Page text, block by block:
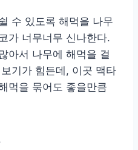
수 있도록 해먹을 나무
가 너무너무 신나한다.
아서 나무에 해먹을 걸
기가 힘든데, 이곳 맥타
먹을 묶어도 좋을만큼